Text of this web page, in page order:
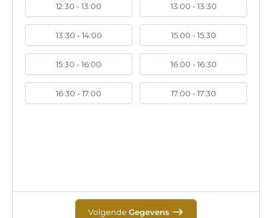
12:30 - 13:00 13:00 - 13:30
13:30 - 14:00 15:00 - 15:30
15:30 - 16:00 16:00 - 16:30
16:30 - 17:00 17:00 - 17:30
Volgende Gegevens